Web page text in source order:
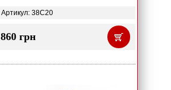
Артикул: 38C20
860 грн